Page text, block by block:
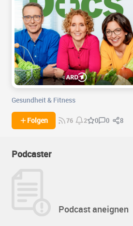
Gesundheit & Fitness
Folgen 76 2 0 0 8
Podcaster
Podcast aneignen